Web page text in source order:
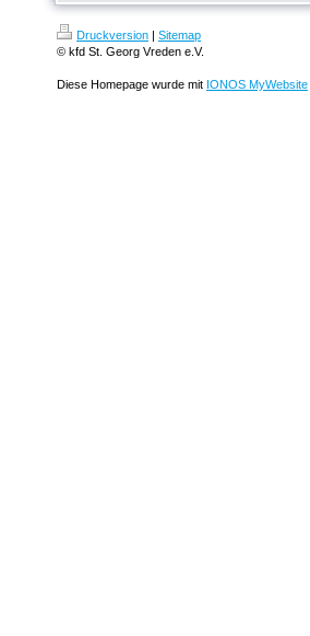
Druckversion | Sitemap
© kfd St. Georg Vreden e.V.
Diese Homepage wurde mit IONOS MyWebsite